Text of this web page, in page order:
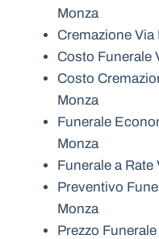
Monza
Cremazione
Costo Funerale
Costo
Monza
Funerale
Monza
Funerale a
Preventivo
Monza
Prezzo